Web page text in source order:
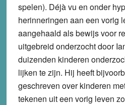
spelen). Déjà vu en onder
herinneringen aan een vorig
aangehaald als bewijs voor
uitgebreid onderzocht door
duizenden kinderen
lijken te zijn. Hij heeft
geschreven over kinderen
tekenen uit een vorig leven